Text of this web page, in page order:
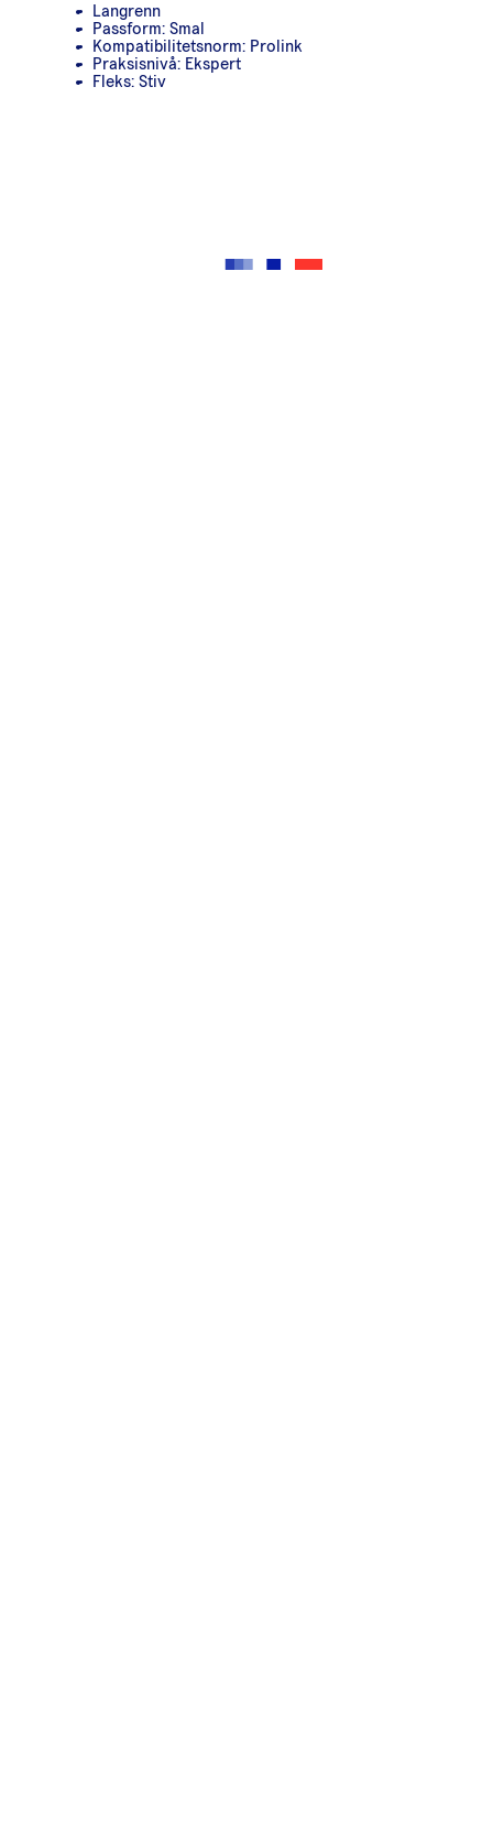
Langrenn
Passform: Smal
Kompatibilitetsnorm: Prolink
Praksisnivå: Ekspert
Fleks: Stiv